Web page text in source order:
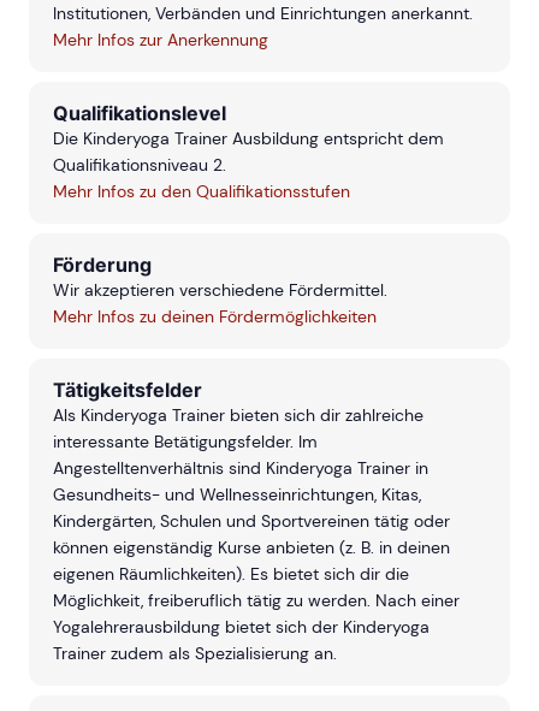
Institutionen, Verbänden und Einrichtungen anerkannt.
Mehr Infos zur Anerkennung
Qualifikationslevel
Die Kinderyoga Trainer Ausbildung entspricht dem
Qualifikationsniveau 2.
Mehr Infos zu den Qualifikationsstufen
Förderung
Wir akzeptieren verschiedene Fördermittel.
Mehr Infos zu deinen Fördermöglichkeiten
Tätigkeitsfelder
Als Kinderyoga Trainer bieten sich dir zahlreiche
interessante Betätigungsfelder. Im
Angestelltenverhältnis sind Kinderyoga Trainer in
Gesundheits- und Wellnesseinrichtungen, Kitas,
Kindergärten, Schulen und Sportvereinen tätig oder
können eigenständig Kurse anbieten (z. B. in deinen
eigenen Räumlichkeiten). Es bietet sich dir die
Möglichkeit, freiberuflich tätig zu werden. Nach einer
Yogalehrerausbildung bietet sich der Kinderyoga
Trainer zudem als Spezialisierung an.